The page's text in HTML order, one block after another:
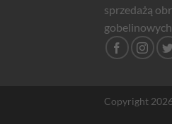
sprzedażą
Copyright